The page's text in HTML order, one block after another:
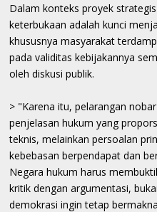
Dalam konteks proyek
keterbukaan adalah kunci
khususnya masyarakat
pada validitas kebijakannya
oleh diskusi publik.
> "Karena itu, pelarangan
penjelasan hukum yang
teknis, melainkan persoalan
kebebasan berpendapat dan
Negara hukum harus
kritik dengan argumentasi,
demokrasi ingin tetap